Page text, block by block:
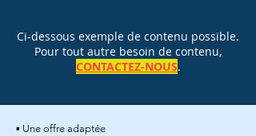
Ci-dessous exemple de contenu possible.
Pour tout autre besoin de contenu,
CONTACTEZ-NOUS.
▪ Une offre adaptée